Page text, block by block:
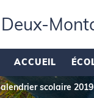
ACCUEIL
scolaire